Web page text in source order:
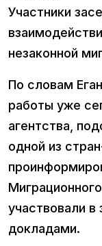
Участники
незаконной
По словам
работы уже
агентства,
одной из
участвовали в
докладами.